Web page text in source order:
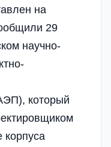
на
29
научно-
который
корпуса